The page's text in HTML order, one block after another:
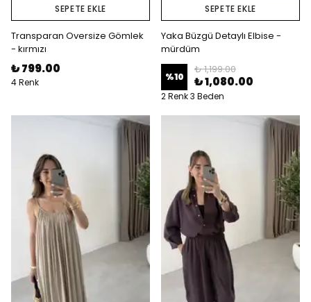
SEPETE EKLE
Transparan Oversize Gömlek
- kırmızı
₺ 799.00
4 Renk
SEPETE EKLE
Yaka Büzgü Detaylı Elbise -
mürdüm
%10
₺ 1,199.00
₺ 1,080.00
2 Renk 3 Beden